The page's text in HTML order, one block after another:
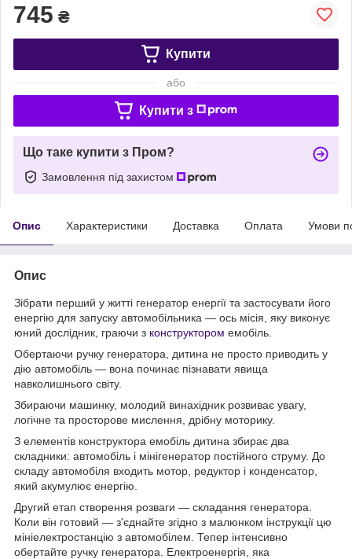
745 ₴
Купити
або
Купити з
Що таке купити з Пром?
Замовлення під захистом
Опис Характеристики Доставка Оплата Умови
Опис
Зібрати перший у житті генератор енергії та застосувати його
енергію для запуску автомобільника — ось місія, яку виконує
юний дослідник, граючи з конструктором емобіль.
Обертаючи ручку генератора, дитина не просто приводить у
дію автомобіль — вона починає пізнавати явища
навколишнього світу.
Збираючи машинку, молодий винахідник розвиває увагу,
логічне та просторове мислення, дрібну моторику.
З елементів конструктора емобіль дитина збирає два
складники: автомобіль і мінігенератор постійного струму. До
складу автомобіля входить мотор, редуктор і конденсатор,
який акумулює енергію.
Другий етап створення розваги — складання генератора.
Коли він готовий — з'єднайте згідно з малюнком інструкції цю
мініелектростанцію з автомобілем. Тепер інтенсивно
обертайте ручку генератора. Електроенергія, яка